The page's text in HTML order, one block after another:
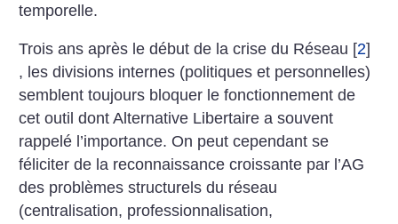
temporelle.
Trois ans après le début de la crise du Réseau [2]
, les divisions internes (politiques et personnelles)
semblent toujours bloquer le fonctionnement de
cet outil dont Alternative Libertaire a souvent
rappelé l’importance. On peut cependant se
féliciter de la reconnaissance croissante par l’AG
des problèmes structurels du réseau
(centralisation, professionnalisation,